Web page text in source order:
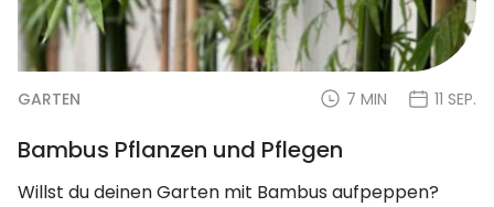
GARTEN 7 MIN 11 SEP.
Bambus Pflanzen und Pflegen
Willst du deinen Garten mit Bambus aufpeppen?